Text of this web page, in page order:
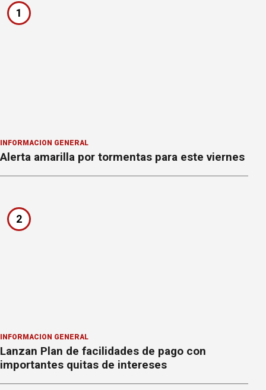
1
INFORMACION GENERAL
Alerta amarilla por tormentas para este viernes
2
INFORMACION GENERAL
Lanzan Plan de facilidades de pago con
importantes quitas de intereses